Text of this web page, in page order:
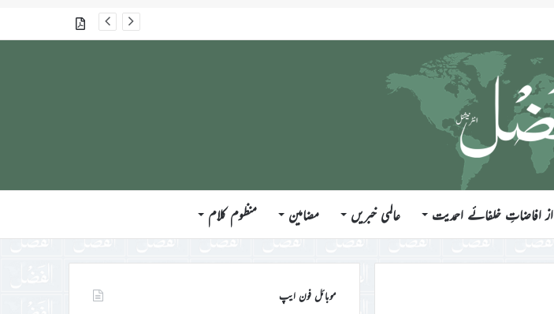
گذشتہ شمارے
از افاضاتِ خلفائے احمدیت عالمی خبریں مضامین منظوم کلام
موبائل فون ایپ